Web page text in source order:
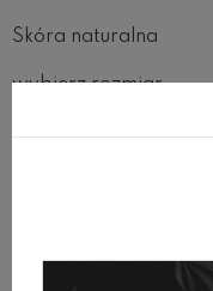
Skóra naturalna
wybierz rozmiar
Produkty w